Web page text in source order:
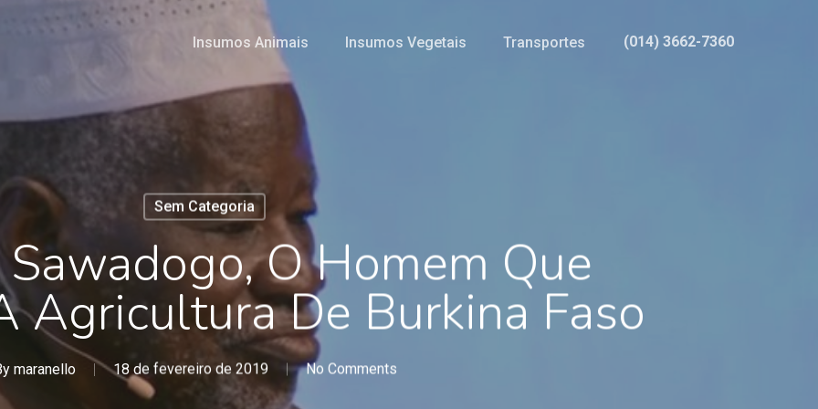
Insumos Animais Insumos Vegetais Transportes (014) 3662-7360
Sem Categoria
Sawadogo, O Homem Que
Agricultura De Burkina Faso
maranello 18 de fevereiro de 2019 No Comments